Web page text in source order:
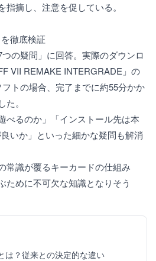
摘し、注意を促している。
徹底検証
の疑問」に回答。実際のダウンロ
VII REMAKE INTERGRADE」の
トの場合、完了までに約55分かか
。
べるのか」「インストール先は本
いか」といった細かな疑問も解消
常識が覆るキーカードの仕組み
ために不可欠な知識となりそう
は？従来との決定的な違い